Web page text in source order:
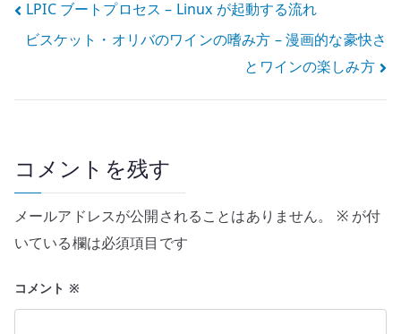
けて考える
投
稿
ゲ
ー
シ
ン
LPIC ブートプロセス – Linux が起動する流れ
ビスケット・オリバのワインの嗜み方 – 漫画的な豪快さ
とワインの楽しみ方
コメントを残す
メールアドレスが公開されることはありません。 ※が付
いている欄は必須項目です
コメント ※